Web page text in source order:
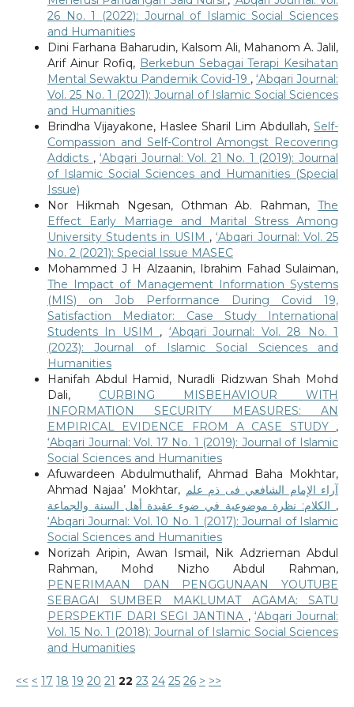
26 No. 1 (2022): Journal of Islamic Social Sciences
and Humanities
Dini Farhana Baharudin, Kalsom Ali, Mahanom A. Jalil,
Arif Ainur Rofiq, Berkebun Sebagai Terapi Kesihatan
Mental Sewaktu Pandemik Covid-19 ,‘Abqari Journal:
Vol. 25 No. 1 (2021): Journal of Islamic Social Sciences
and Humanities
Brindha Vijayakone, Haslee Sharil Lim Abdullah,Self-
Compassion and Self-Control Amongst Recovering
Addicts ,‘Abqari Journal: Vol. 21 No. 1 (2019): Journal
of Islamic Social Sciences and Humanities (Special
Issue)
Nor Hikmah Ngesan, Othman Ab. Rahman,The
Effect Early Marriage and Marital Stress Among
University Students in USIM ,‘Abqari Journal: Vol. 25
No. 2 (2021): Special Issue MASEC
Mohammed J H Alzaanin, Ibrahim Fahad Sulaiman,
The Impact of Management Information Systems
(MIS) on Job Performance During Covid 19,
Satisfaction Mediator: Case Study International
Students In USIM , ‘Abqari Journal: Vol. 28 No. 1
(2023): Journal of Islamic Social Sciences and
Humanities
Hanifah Abdul Hamid, Nuradli Ridzwan Shah Mohd
Dali, CURBING MISBEHAVIOUR WITH
INFORMATION SECURITY MEASURES: AN
EMPIRICAL EVIDENCE FROM A CASE STUDY ,
‘Abqari Journal: Vol. 17 No. 1 (2019): Journal of Islamic
Social Sciences and Humanities
Afuwardeen Abdulmuthalif, Ahmad Baha Mokhtar,
Ahmad Najaa’ Mokhtar, آراء الإمام الشافعي فى ذم علم
,
‘Abqari Journal: Vol. 10 No. 1 (2017): Journal of Islamic
Social Sciences and Humanities
Norizah Aripin, Awan Ismail, Nik Adzrieman Abdul
Rahman, Mohd Nizho Abdul Rahman,
PENERIMAAN DAN PENGGUNAAN YOUTUBE
SEBAGAI SUMBER MAKLUMAT AGAMA: SATU
PERSPEKTIF DARI SEGI JANTINA ,‘Abqari Journal:
Vol. 15 No. 1 (2018): Journal of Islamic Social Sciences
and Humanities
<< < 17 18 19 20 21 22 23 24 25 26 > >>